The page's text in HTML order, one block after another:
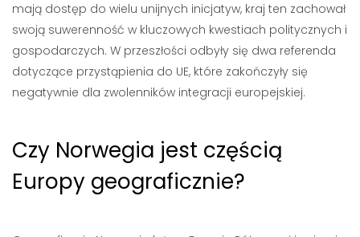
mają dostęp do wielu unijnych inicjatyw, kraj ten zachował
swoją suwerenność w kluczowych kwestiach politycznych i
gospodarczych. W przeszłości odbyły się dwa referenda
dotyczące przystąpienia do UE, które zakończyły się
negatywnie dla zwolenników integracji europejskiej.
Czy Norwegia jest częścią
Europy geograficznie?